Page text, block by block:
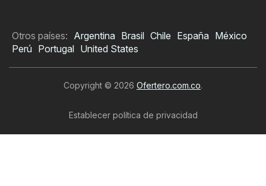
Otros países: Argentina Brasil Chile España México
Perú Portugal United States
Copyright © 2026 Ofertero.com.co.
Establecer política de privacidad